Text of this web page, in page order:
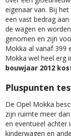
eigenaar van. Bij
een vast bedrag
de wagen en
genomen en zijn
Mokka al vanaf 399
Mokka wel heel erg
bouwjaar 2012
Pluspunten
De Opel Mokka
zijn ruimte meer
en eventueel achter
kinderwagen en